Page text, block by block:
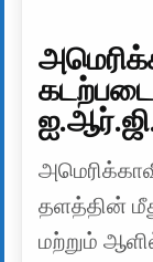
தளத்தின்
மற்றும்